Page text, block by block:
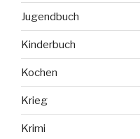
Jugendbuch
Kinderbuch
Kochen
Krieg
Krimi